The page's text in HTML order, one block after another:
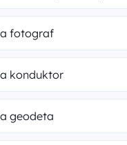
fotograf
konduktor
geodeta